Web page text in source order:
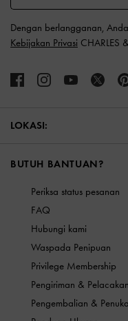
Dengan berlangganan,
Kebijakan Privasi CHARLES
LOKASI:
BUTUH BANTUAN?
Periksa status pesanan
FAQ
Hubungi kami
Waspada Penipuan
Privilege Membership
Pengiriman & Pelacakan
Pengembalian &